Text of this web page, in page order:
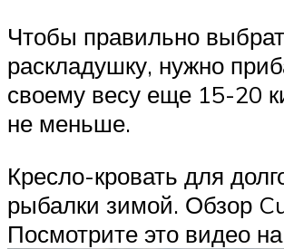
Чтобы правильно
раскладушку, нужно
своему весу еще 15-20
не меньше.
Кресло-кровать для
рыбалки зимой. Обзор
Посмотрите это видео